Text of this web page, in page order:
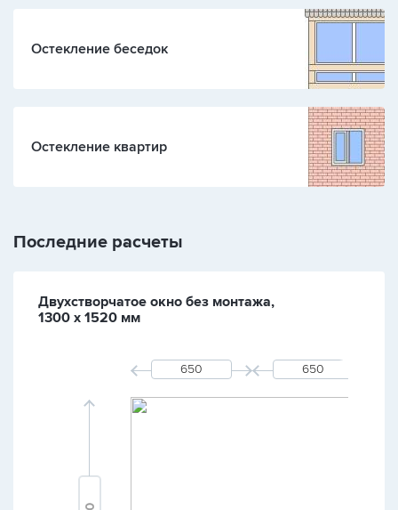
Остекление беседок
Остекление квартир
Последние расчеты
Двухстворчатое окно без монтажа,
1300 х 1520 мм